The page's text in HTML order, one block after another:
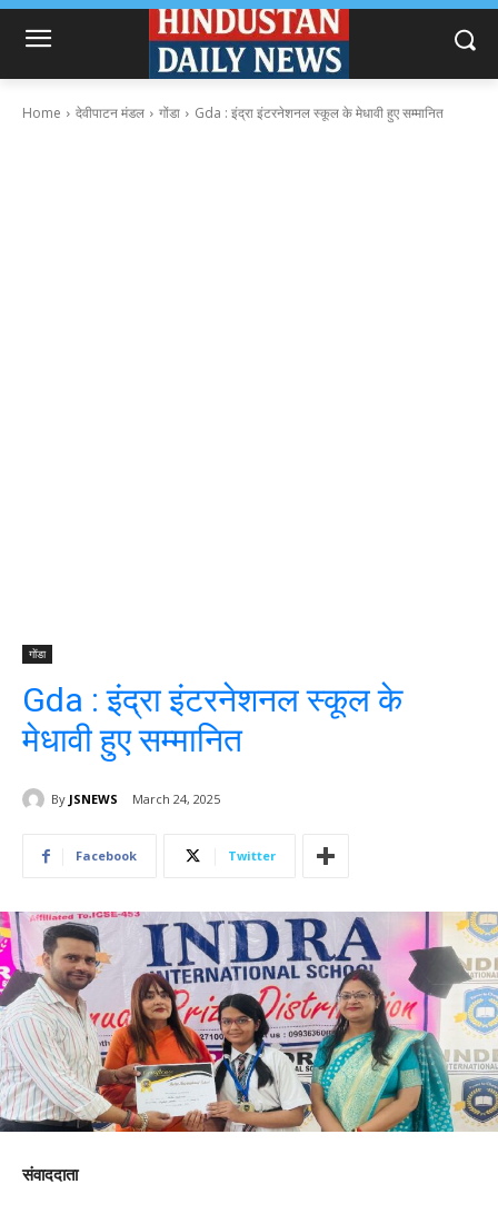
Home देवीपाटन मंडल गोंडा Gda : इंद्रा इंटरनेशनल स्कूल के मेधावी हुए सम्मानित
गोंडा
Gda : इंद्रा इंटरनेशनल स्कूल के
मेधावी हुए सम्मानित
By JSNEWS March 24, 2025
Facebook Twitter
संवाददाता